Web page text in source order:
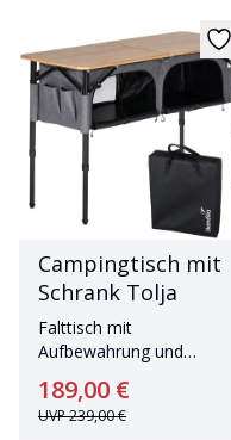
Campingtisch mit
Schrank Tolja
Falttisch mit
Aufbewahrung und
189,00 €
UVP239,00 €